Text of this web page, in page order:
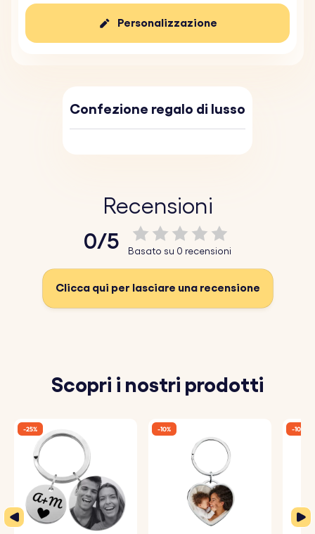
Personalizzazione
Confezione regalo di lusso
Recensioni
0/5 Basato su 0 recensioni
Clicca qui per lasciare una recensione
Scopri i nostri prodotti
-25% -10% -10%